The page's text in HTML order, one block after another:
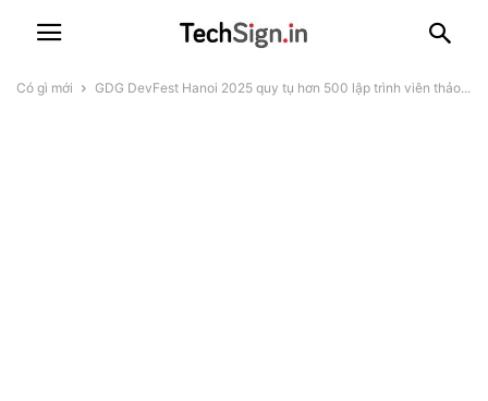
Có gì mới GDG DevFest Hanoi 2025 quy tụ hơn 500 lập trình viên thảo...